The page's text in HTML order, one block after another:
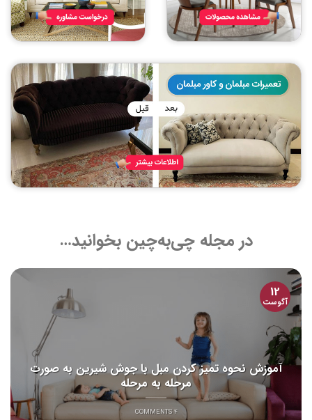
در مجله چی‌به‌چین بخوانید…
آموزش نحوه تمیز کردن مبل با جوش شیرین به صورت
مرحله به مرحله
4 COMMENTS
12
آگوست